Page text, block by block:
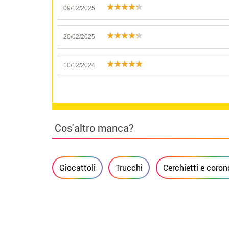
09/12/2025
20/02/2025
10/12/2024
Cos'altro manca?
Giocattoli Trucchi Cerchietti e